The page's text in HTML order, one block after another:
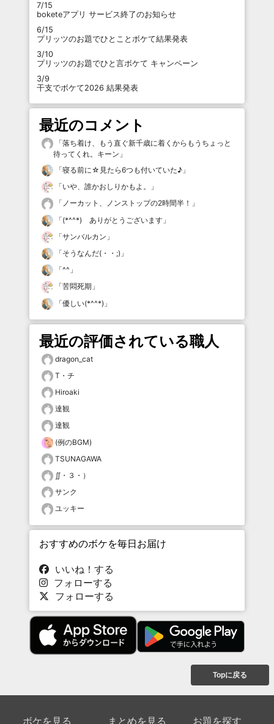
7/15
boketeアプリ サービス終了のお知らせ
6/15
プリッツのお題でひとことボケて結果発表
3/10
プリッツのお題でひと言ボケて キャンペーン
3/9
干支でボケて2026 結果発表
最近のコメント
「落ち着け、もう直ぐ新千歳に着くからもうちょっと
待ってくれ。キーン 」
「寝る前に☆見たら6つも付いていた♪ 」
「いや、誰かおしりかもよ。
」
「 ノーカット、ノンストップの2時間半！ 」
「(*^^*) ありがとうございます 」
「サンバルカン 」
「そうなんだ(・・;) 」
「^^ 」
「苦悶死期 」
「優しい(*^^*) 」
最近の評価されている職人
dragon_cat
T・チ
Hiroaki
達観
達観
(例のBGM)
TSUNAGAWA
∬・３・）
サンク
ユッキー
おすすめのボケを毎日お届け
いいね！する
フォローする
フォローする
Topに戻る
ボケを見る まとめを見る お題を探す